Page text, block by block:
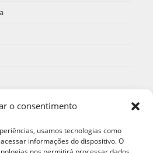
o consentimento
usamos tecnologias como
informações do dispositivo. O